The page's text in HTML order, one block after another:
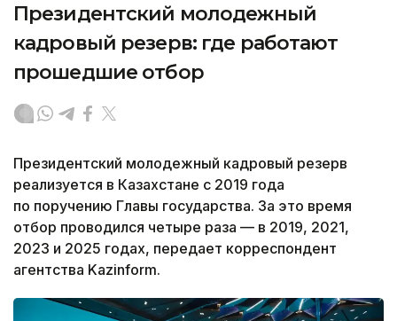
Президентский молодежный
кадровый резерв: где работают
прошедшие отбор
Президентский молодежный кадровый резерв
реализуется в Казахстане с 2019 года
по поручению Главы государства. За это время
отбор проводился четыре раза — в 2019, 2021,
2023 и 2025 годах, передает корреспондент
агентства Kazinform.